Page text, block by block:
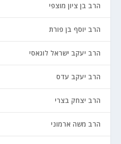
הרב בן ציון מוצפי
הרב יוסף בן פורת
הרב יעקב ישראל לוגאסי
הרב יעקב עדס
הרב יצחק בצרי
הרב משה ארמוני